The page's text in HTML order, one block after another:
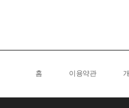
홈 이용약관